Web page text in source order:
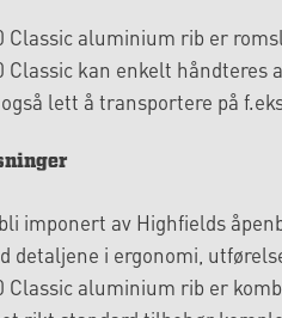
Classic aluminium rib er
Classic kan enkelt håndteres
lett å transportere på
imponert av Highfields
detaljene i ergonomi,
Classic aluminium rib er